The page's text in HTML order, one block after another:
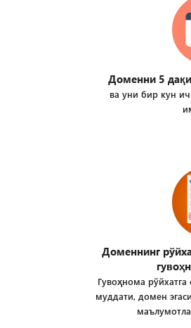
Доменни 5
ва уни бир кун
Доменнинг
Гувоҳнома
муддати, домен